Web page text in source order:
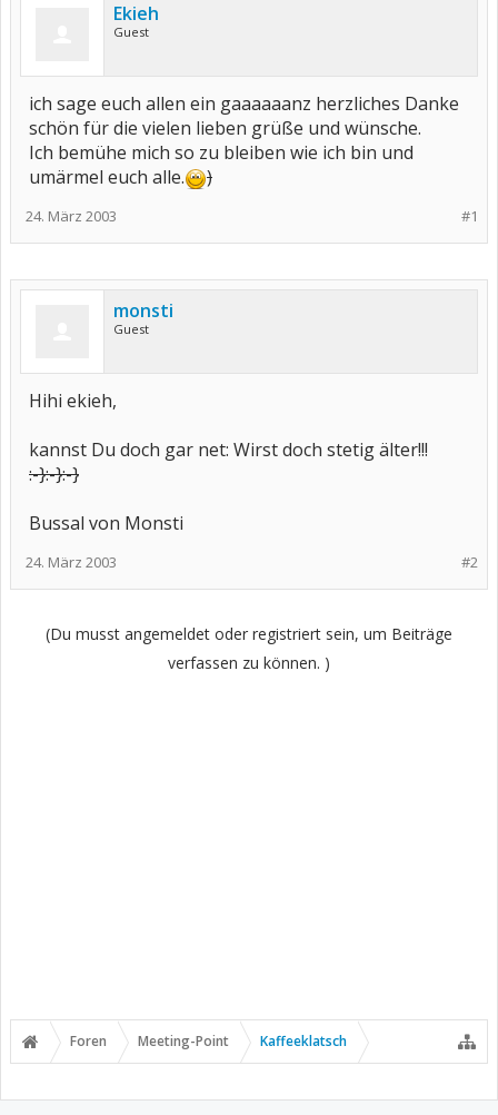
Ekieh
Guest
ich sage euch allen ein gaaaaaanz herzliches Danke
schön für die vielen lieben grüße und wünsche.
Ich bemühe mich so zu bleiben wie ich bin und
umärmel euch alle.
)
#1
24. März 2003
monsti
Guest
Hihi ekieh,
kannst Du doch gar net: Wirst doch stetig älter!!!
:-}:-}:-}
Bussal von Monsti
#2
24. März 2003
(Du musst angemeldet oder registriert sein, um Beiträge
verfassen zu können. )
Foren Meeting-Point Kaffeeklatsch